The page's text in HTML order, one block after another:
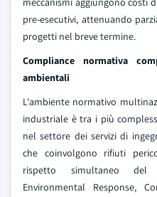
pre-esecutivi, attenuando
progetti nel breve termine.
Compliance normativa
ambientali
L'ambiente normativo
industriale è tra i più
nel settore dei servizi di
che coinvolgono rifiuti
rispetto simultaneo del
Environmental Response,